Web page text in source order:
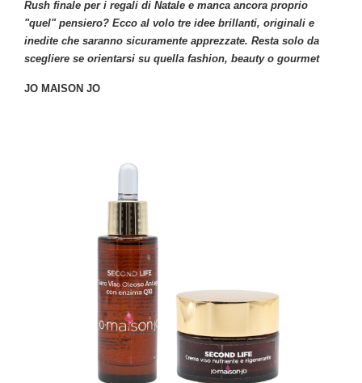
Rush finale per i regali di Natale e manca ancora proprio
"quel" pensiero? Ecco al volo tre idee brillanti, originali e
inedite che saranno sicuramente apprezzate. Resta solo da
scegliere se orientarsi su quella fashion, beauty o gourmet
JO MAISON JO